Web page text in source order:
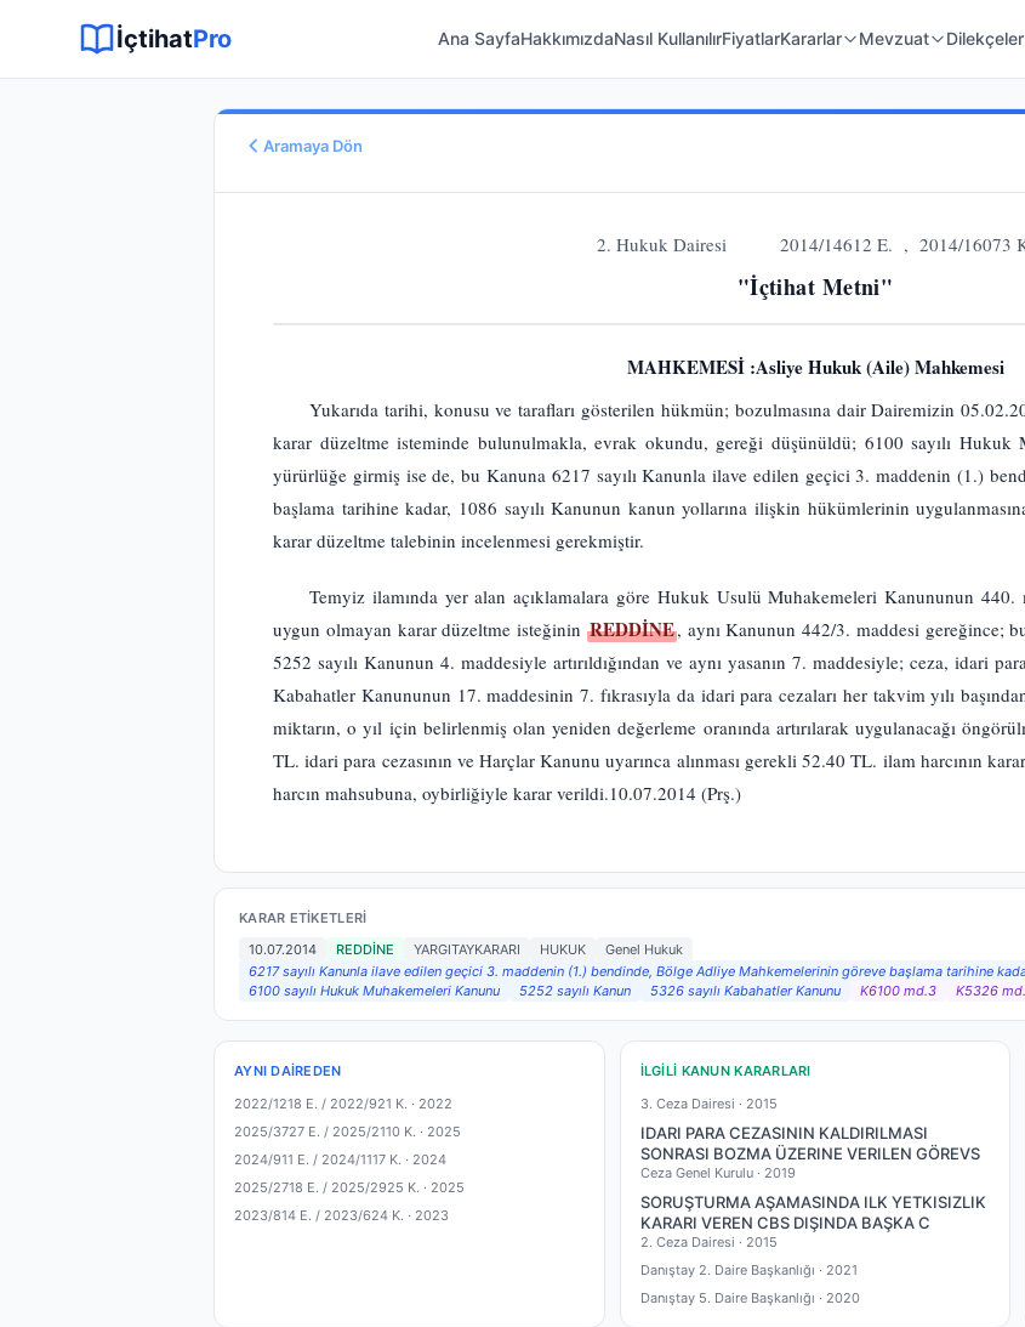
İçtihatPro Ana SayfaHakkımızdaNasıl KullanılırFiyatlarKararlar Mevzuat Dilekçeler
Aramaya Dön
Karar Tarihi
Hukuk Alanı
Genel Hukuk
2. Hukuk Dairesi 2014/14612 E. , 2014/16073
"İçtihat Metni"
MAHKEMESİ :Asliye Hukuk (Aile) Mahkemesi
Yukarıda tarihi, konusu ve tarafları gösterilen hükmün; bozulmasına dair Dairemizin
karar düzeltme isteminde bulunulmakla, evrak okundu, gereği düşünüldü; 6100 sayılı
yürürlüğe girmiş ise de, bu Kanuna 6217 sayılı Kanunla ilave edilen geçici 3. maddenin (1.)
başlama tarihine kadar, 1086 sayılı Kanunun kanun yollarına ilişkin hükümlerinin
karar düzeltme talebinin incelenmesi gerekmiştir.
Temyiz ilamında yer alan açıklamalara göre Hukuk Usulü Muhakemeleri Kanununun 440.
uygun olmayan karar düzeltme isteğinin REDDİNE, aynı Kanunun 442/3. maddesi gereğince;
5252 sayılı Kanunun 4. maddesiyle artırıldığından ve aynı yasanın 7. maddesiyle; ceza, idari
Kabahatler Kanununun 17. maddesinin 7. fıkrasıyla da idari para cezaları her takvim yılı
miktarın, o yıl için belirlenmiş olan yeniden değerleme oranında artırılarak uygulanacağı
TL. idari para cezasının ve Harçlar Kanunu uyarınca alınması gerekli 52.40 TL. ilam harcının
harcın mahsubuna, oybirliğiyle karar verildi.10.07.2014 (Prş.)
KARAR ETIKETLERI
10.07.2014
REDDİNE YARGITAYKARARI HUKUK
Genel Hukuk
6217 sayılı Kanunla ilave edilen geçici 3. maddenin (1.) bendinde, Bölge Adliye Mahkemelerinin göreve başlama tarihine
6100 sayılı Hukuk Muhakemeleri Kanunu
5252 sayılı Kanun 5326 sayılı Kabahatler Kanunu K6100 md.3 K5326
AYNI DAIREDEN
2022/1218 E. / 2022/921 K. · 2022
2025/3727 E. / 2025/2110 K. · 2025
2024/911 E. / 2024/1117 K. · 2024
2025/2718 E. / 2025/2925 K. · 2025
2023/814 E. / 2023/624 K. · 2023
İLGILI KANUN KARARLARI
3. Ceza Dairesi · 2015
IDARI PARA CEZASININ KALDIRILMASI
SONRASI BOZMA ÜZERINE VERILEN GÖREVS
Ceza Genel Kurulu · 2019
SORUŞTURMA AŞAMASINDA ILK YETKISIZLIK
KARARI VEREN CBS DIŞINDA BAŞKA C
2. Ceza Dairesi · 2015
Danıştay 2. Daire Başkanlığı · 2021
Danıştay 5. Daire Başkanlığı · 2020